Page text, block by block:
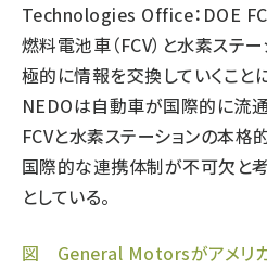
Technologies Office：DOE
燃料電池車（FCV）と水素ステ
極的に情報を交換していくこと
NEDOは自動車が国際的に流通
FCVと水素ステーションの本
国際的な連携体制が不可欠と
としている。
図 General Motorsがアメリ